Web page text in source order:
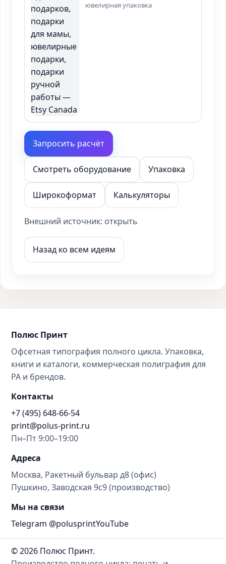
ювелирная упаковка
Запросить расчёт
Смотреть оборудование Упаковка
Широкоформат Калькуляторы
Внешний источник: открыть
Назад ко всем идеям
Полюс Принт
Офсетная типография полного цикла. Упаковка,
книги и каталоги, коммерческая полиграфия для
РА и брендов.
Контакты
+7 (495) 648-66-54
print@polus-print.ru
Пн–Пт 9:00–19:00
Адреса
Москва, Ракетный бульвар д8 (офис)
Пушкино, Заводская 9с9 (производство)
Мы на связи
Telegram @polusprintYouTube
© 2026 Полюс Принт.